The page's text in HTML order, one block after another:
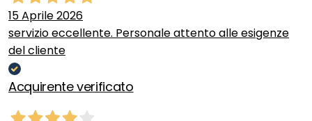
15 Aprile 2026
servizio eccellente. Personale attento alle esigenze
del cliente
Acquirente verificato